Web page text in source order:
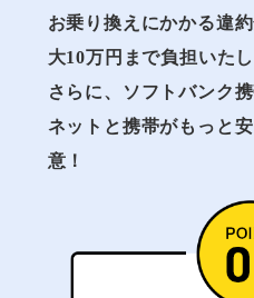
お乗り換えにかかる違
大10万円まで負担いたし
さらに、ソフトバンク
ネットと携帯がもっと
意！